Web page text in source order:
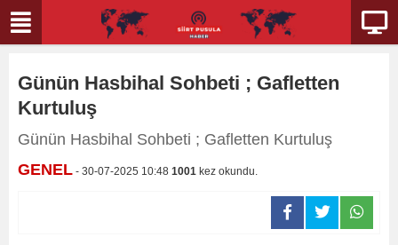
Günün Hasbihal Sohbeti ; Gafletten
Kurtuluş
Günün Hasbihal Sohbeti ; Gafletten Kurtuluş
GENEL - 30-07-2025 10:48 1001 kez okundu.